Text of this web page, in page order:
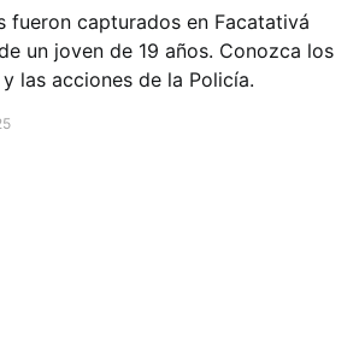
fueron capturados en Facatativá
un joven de 19 años. Conozca los
las acciones de la Policía.